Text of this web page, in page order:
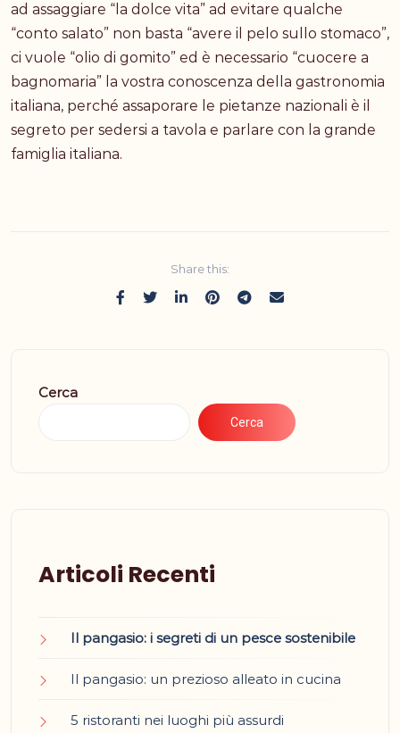
ad assaggiare “la dolce vita” ad evitare qualche
“conto salato” non basta “avere il pelo sullo stomaco”,
ci vuole “olio di gomito” ed è necessario “cuocere a
bagnomaria” la vostra conoscenza della gastronomia
italiana, perché assaporare le pietanze nazionali è il
segreto per sedersi a tavola e parlare con la grande
famiglia italiana.
Share this:
Cerca
Cerca
Articoli Recenti
Il pangasio: i segreti di un pesce sostenibile
Il pangasio: un prezioso alleato in cucina
5 ristoranti nei luoghi più assurdi